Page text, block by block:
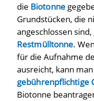
die Biotonne
Grundstücken, die
angeschlossen
Restmülltonne.
für die Aufnahme
ausreicht, kann
gebührenpflichtige
Biotonne